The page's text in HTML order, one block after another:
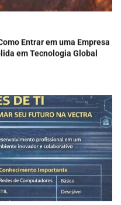
Entrar em uma Empresa
em Tecnologia Global